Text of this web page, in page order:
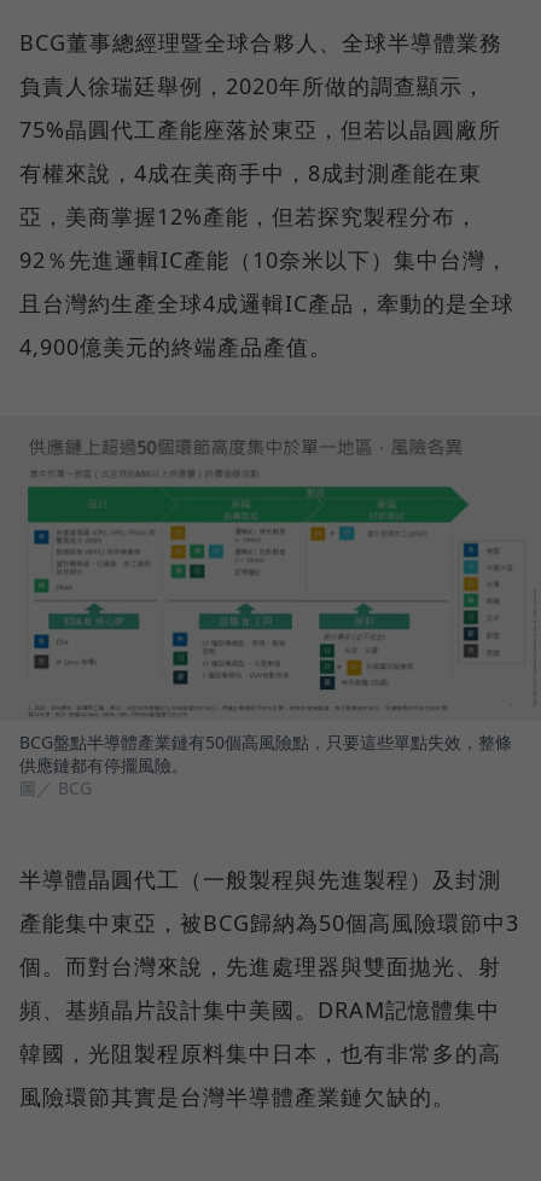
BCG董事總經理暨全球合夥人、全球半導體業務
負責人徐瑞廷舉例，2020年所做的調查顯示，
75%晶圓代工產能座落於東亞，但若以晶圓廠所
有權來說，4成在美商手中，8成封測產能在東
亞，美商掌握12%產能，但若探究製程分布，
92％先進邏輯IC產能（10奈米以下）集中台灣，
且台灣約生產全球4成邏輯IC產品，牽動的是全球
4,900億美元的終端產品產值。
BCG盤點半導體產業鏈有50個高風險點，只要這些單點失效，整條
供應鏈都有停擺風險。
圖／ BCG
半導體晶圓代工（一般製程與先進製程）及封測
產能集中東亞，被BCG歸納為50個高風險環節中3
個。而對台灣來說，先進處理器與雙面拋光、射
頻、基頻晶片設計集中美國。DRAM記憶體集中
韓國，光阻製程原料集中日本，也有非常多的高
風險環節其實是台灣半導體產業鏈欠缺的。